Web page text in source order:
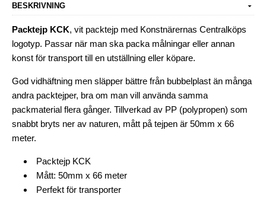
BESKRIVNING
Packtejp KCK, vit packtejp med Konstnärernas Centralköps
logotyp. Passar när man ska packa målningar eller annan
konst för transport till en utställning eller köpare.
God vidhäftning men släpper bättre från bubbelplast än många
andra packtejper, bra om man vill använda samma
packmaterial flera gånger. Tillverkad av PP (polypropen) som
snabbt bryts ner av naturen, mått på tejpen är 50mm x 66
meter.
Packtejp KCK
Mått: 50mm x 66 meter
Perfekt för transporter